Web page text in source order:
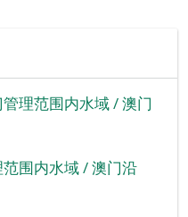
理范围内水域 / 澳门
围内水域 / 澳门沿